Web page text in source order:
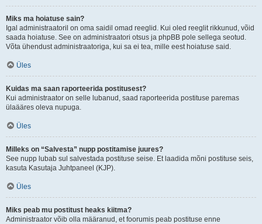
Miks ma hoiatuse sain?
Igal administraatoril on oma saidil omad reeglid. Kui oled reeglit rikkunud, võid
saada hoiatuse. See on administraatori otsus ja phpBB pole sellega seotud.
Võta ühendust administraatoriga, kui sa ei tea, mille eest hoiatuse said.
Üles
Kuidas ma saan raporteerida postitusest?
Kui administraator on selle lubanud, saad raporteerida postituse paremas
ülaääres oleva nupuga.
Üles
Milleks on “Salvesta” nupp postitamise juures?
See nupp lubab sul salvestada postituse seise. Et laadida mõni postituse seis,
kasuta Kasutaja Juhtpaneel (KJP).
Üles
Miks peab mu postitust heaks kiitma?
Administraator võib olla määranud, et foorumis peab postituse enne